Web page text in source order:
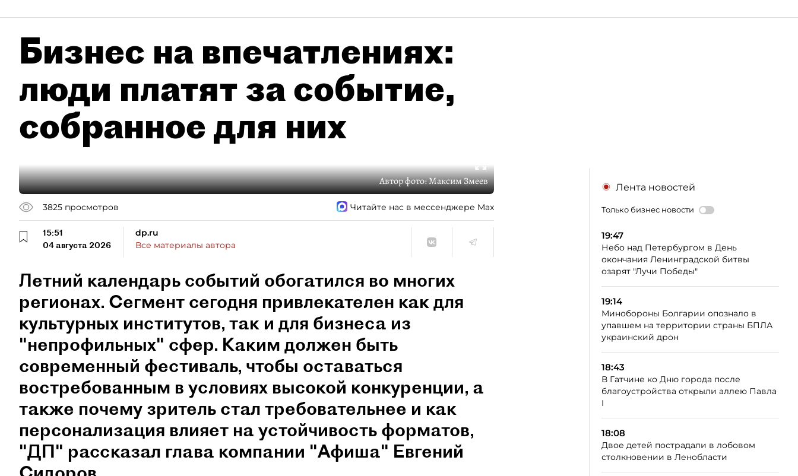
Бизнес на впечатлениях:
люди платят за событие,
собранное для них
Автор фото:Максим Змеев
3825 просмотров Читайте нас в мессенджере Max
15:51
04 августа 2026
dp.ru
Все материалы автора
Летний календарь событий обогатился во многих
регионах. Сегмент сегодня привлекателен как для
культурных институтов, так и для бизнеса из
"непрофильных" сфер. Каким должен быть
современный фестиваль, чтобы оставаться
востребованным в условиях высокой конкуренции, а
также почему зритель стал требовательнее и как
персонализация влияет на устойчивость форматов,
"ДП" рассказал глава компании "Афиша" Евгений
Лента новостей
Только бизнес новости
19:47
Небо над Петербургом в День
окончания Ленинградской битвы
озарят "Лучи Победы"
19:14
Минобороны Болгарии опознало в
упавшем на территории страны БПЛА
украинский дрон
18:43
В Гатчине ко Дню города после
благоустройства открыли аллею Павла
I
18:08
Двое детей пострадали в лобовом
столкновении в Ленобласти